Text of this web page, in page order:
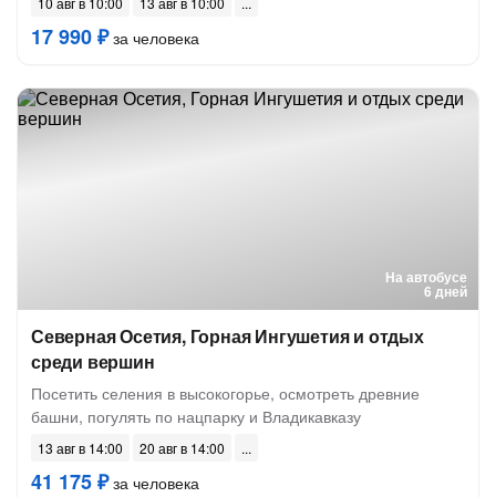
17 990 ₽за человека
На автобусе
6 дней
Северная Осетия, Горная Ингушетия и отдых
среди вершин
Посетить селения в высокогорье, осмотреть древние
башни, погулять по нацпарку и Владикавказу
13 авг в 14:00 20 авг в 14:00
41 175 ₽за человека